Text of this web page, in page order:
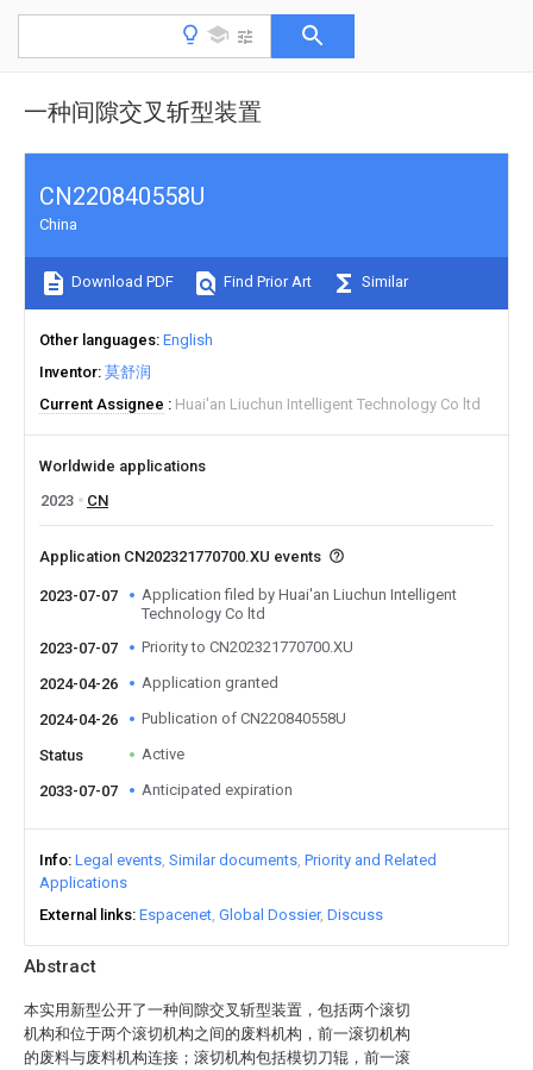
一种间隙交叉斩型装置
Abstract
本实用新型公开了一种间隙交叉斩型装置，包括两个滚切
机构和位于两个滚切机构之间的废料机构，前一滚切机构
的废料与废料机构连接；滚切机构包括模切刀辊，前一滚
CN220840558U
China
Download PDF Find Prior Art Similar
Other languages English
Inventor 莫舒润
Current Assignee
Huai'an Liuchun Intelligent Technology Co ltd
Worldwide applications
2023
CN
Application CN202321770700.XU events
2023-07-07
Application filed by Huai'an Liuchun Intelligent
Technology Co ltd
2023-07-07
Priority to CN202321770700.XU
2024-04-26 Application granted
2024-04-26 Publication of CN220840558U
Status Active
2033-07-07 Anticipated expiration
Info Legal events Similar documents Priority and Related
Applications
External links Espacenet Global Dossier Discuss